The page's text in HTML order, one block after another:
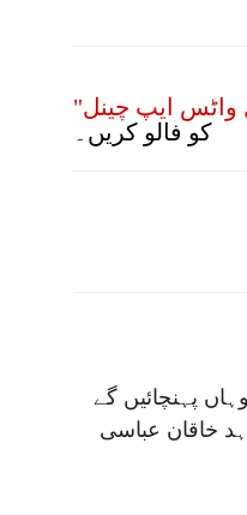
واٹس ایپ چینل"
کو فالو کریں۔
پہنچائیں گے
خاقان عباسی